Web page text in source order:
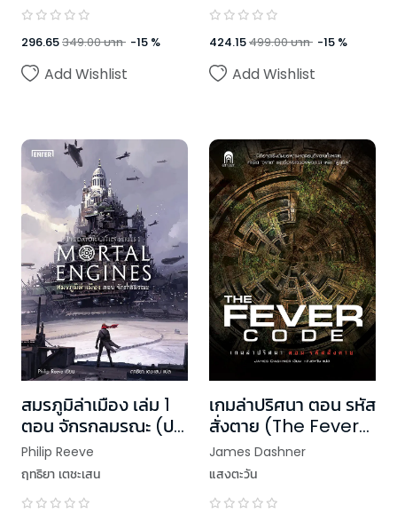
296.65349.00บาท -15 %
Add Wishlist
424.15499.00บาท -15 %
Add Wishlist
สมรภูมิล่าเมือง เล่ม 1
ตอน จักรกลมรณะ (ปก
ใหม่)
Philip Reeve
ฤทธิยา เตชะเสน
เกมล่าปริศนา ตอน รหัส
สั่งตาย (The Fever
Code)
James Dashner
แสงตะวัน